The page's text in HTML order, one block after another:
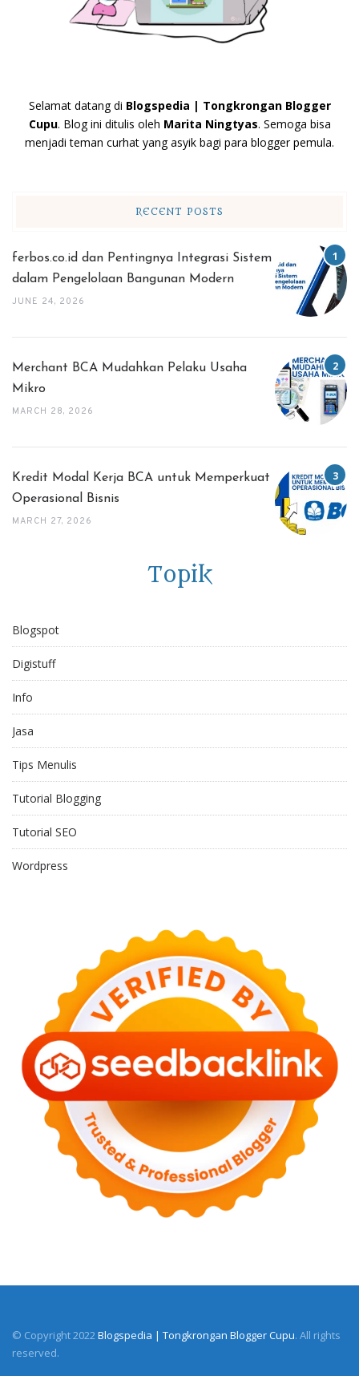
Selamat datang di Blogspedia | Tongkrongan Blogger
Cupu. Blog ini ditulis oleh Marita Ningtyas. Semoga bisa
menjadi teman curhat yang asyik bagi para blogger pemula.
RECENT POSTS
ferbos.co.id dan Pentingnya Integrasi Sistem
dalam Pengelolaan Bangunan Modern
JUNE 24, 2026
Merchant BCA Mudahkan Pelaku Usaha
Mikro
MARCH 28, 2026
Kredit Modal Kerja BCA untuk Memperkuat
Operasional Bisnis
MARCH 27, 2026
Topik
Blogspot
Digistuff
Info
Jasa
Tips Menulis
Tutorial Blogging
Tutorial SEO
Wordpress
© Copyright 2022Blogspedia | Tongkrongan Blogger Cupu. All rights
reserved.